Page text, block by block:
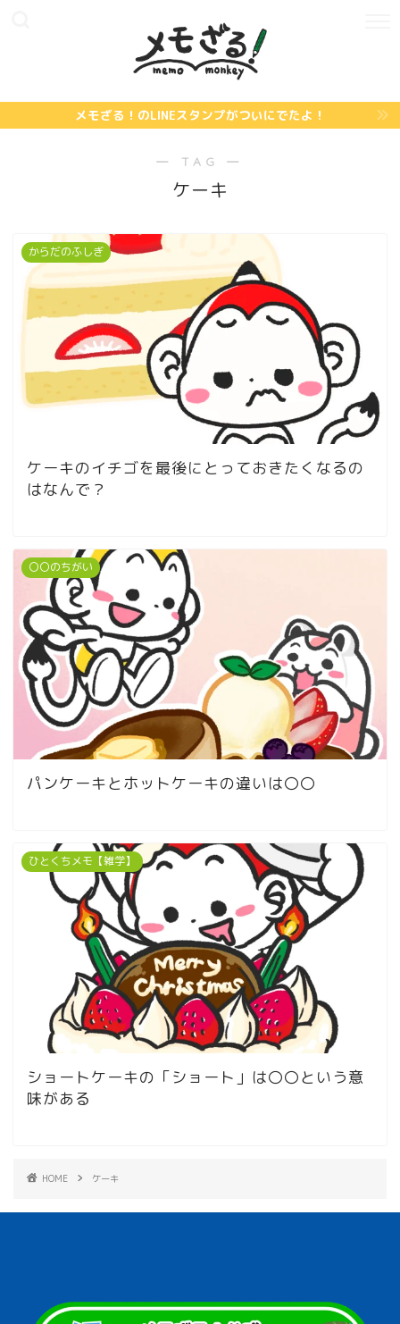
メモざる！のLINEスタンプがついにでたよ！
― TAG ―
ケーキ
からだのふしぎ
ケーキのイチゴを最後にとっておきたくなるの
はなんで？
〇〇のちがい
パンケーキとホットケーキの違いは〇〇
ひとくちメモ【雑学】
ショートケーキの「ショート」は〇〇という意
味がある
HOME ケーキ